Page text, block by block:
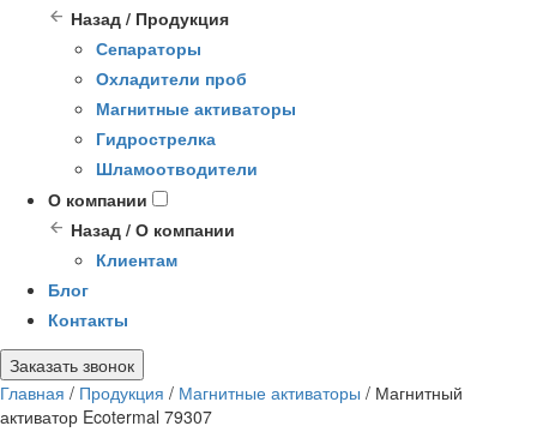
Назад / Продукция
Сепараторы
Охладители проб
Магнитные активаторы
Гидрострелка
Шламоотводители
О компании
Назад / О компании
Клиентам
Блог
Контакты
Заказать звонок
Главная / Продукция / Магнитные активаторы / Магнитный
активатор Ecotermal 79307